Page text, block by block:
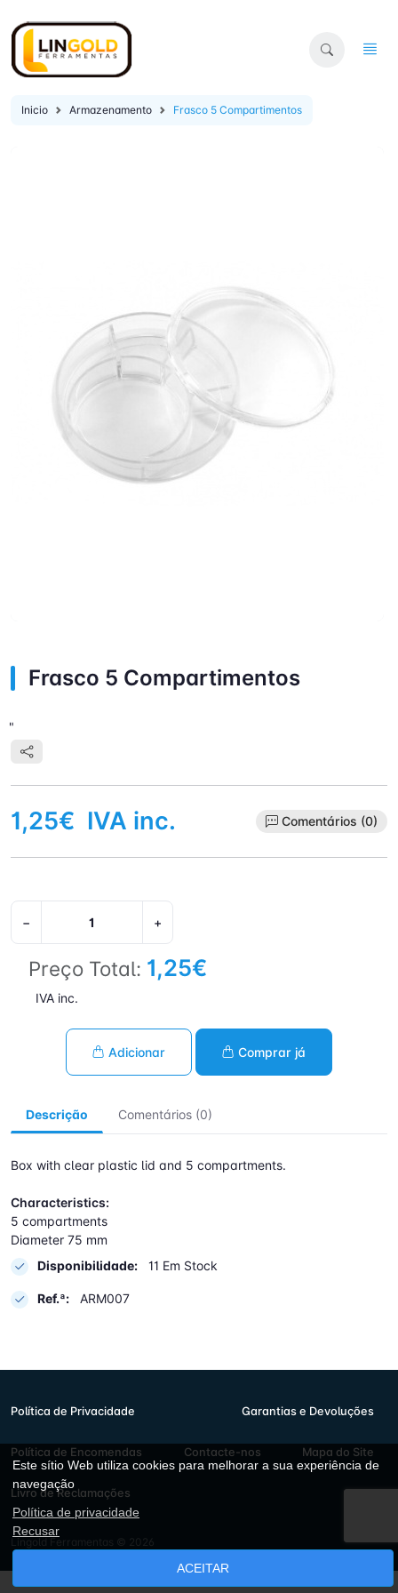
Inicio Armazenamento Frasco 5 Compartimentos
Frasco 5 Compartimentos
"
1,25€ IVA inc. Comentários (0)
− +
Preço Total: 1,25€
IVA inc.
Adicionar Comprar já
Descrição Comentários (0)
Box with clear plastic lid and 5 compartments.
Characteristics:
5 compartments
Diameter 75 mm
Disponibilidade:
11 Em Stock
Ref.ª: ARM007
Política de Privacidade Garantias e Devoluções
Política de Encomendas Contacte-nos Mapa do Site
Livro de Reclamações
Lingold Ferramentas © 2026
Este sítio Web utiliza cookies para melhorar a sua experiência de
navegação
Política de privacidade
Recusar
ACEITAR